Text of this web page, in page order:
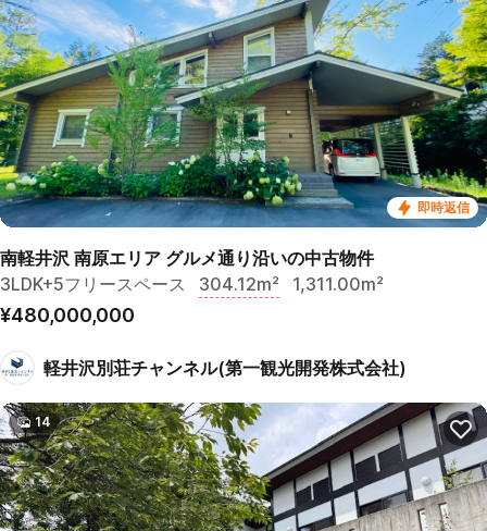
即時返信
南軽井沢 南原エリア グルメ通り沿いの中古物件
3LDK+5フリースペース
304.12m² 1,311.00m²
¥480,000,000
軽井沢別荘チャンネル(第一観光開発株式会社)
14